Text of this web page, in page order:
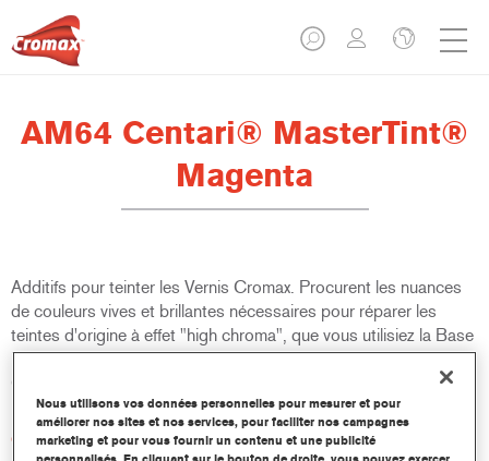
AM64 Centari® MasterTint®
Magenta
Additifs pour teinter les Vernis Cromax. Procurent les nuances
de couleurs vives et brillantes nécessaires pour réparer les
teintes d'origine à effet "high chroma", que vous utilisiez la Base
Mate Cromax Pro, la Base Mate Cromax ou la Base Mate
Centari.
Caractéristiques du produit
Nous utilisons vos données personnelles pour mesurer et pour
améliorer nos sites et nos services, pour faciliter nos campagnes
marketing et pour vous fournir un contenu et une publicité